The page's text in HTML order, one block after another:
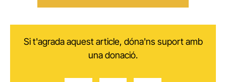
Si t'agrada aquest article, dóna'ns suport amb
una donació.